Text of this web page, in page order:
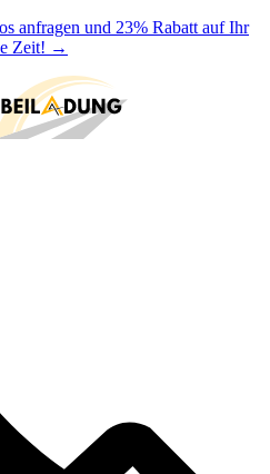
anfragen und 23% Rabatt auf Ihr
Zeit! →